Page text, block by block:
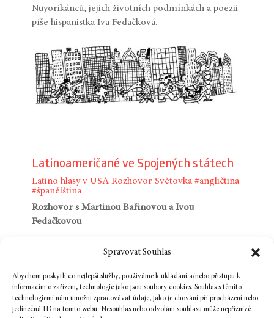
Spravovat Souhlas
Abychom poskytli co nejlepší služby, používáme k ukládání a/nebo přístupu k
informacím o zařízení, technologie jako jsou soubory cookies. Souhlas s těmito
technologiemi nám umožní zpracovávat údaje, jako je chování při procházení nebo
jedinečná ID na tomto webu. Nesouhlas nebo odvolání souhlasu může nepříznivě
Nuyorikánců, jejich životních podmínkách a poezii
píše hispanistka Iva Fedačková.
Latinoameričané ve Spojených státech
Latino hlasy v USA Rozhovor Světovka #angličtina
#španělština
Rozhovor s Martinou Bařinovou a Ivou
Fedačkovou
Čím je specifická literatura latinskoamerických
Bařinovou a Ivou Fedačkovou otevírá témata
diaspory, bilingvní identity, rasismu i napětí mezi
americkým snem a každodenní realitou a uvozuje